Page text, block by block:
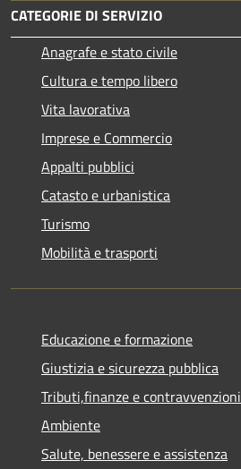
CATEGORIE DI SERVIZIO
Anagrafe e stato civile
Cultura e tempo libero
Vita lavorativa
Imprese e Commercio
Appalti pubblici
Catasto e urbanistica
Turismo
Mobilità e trasporti
Educazione e formazione
Giustizia e sicurezza pubblica
Tributi,finanze e contravvenzioni
Ambiente
Salute, benessere e assistenza